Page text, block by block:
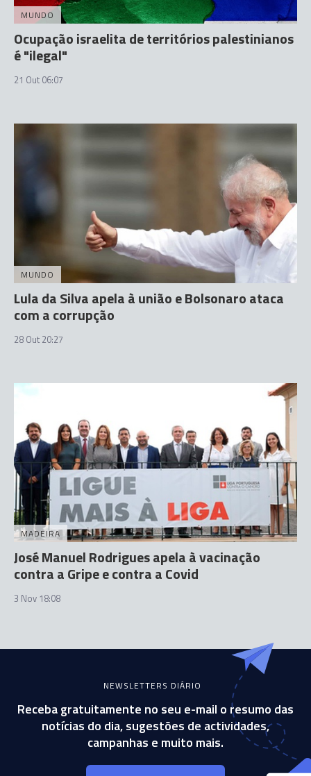
MUNDO
Ocupação israelita de territórios palestinianos
é "ilegal"
21 Out 06:07
MUNDO
Lula da Silva apela à união e Bolsonaro ataca
com a corrupção
28 Out 20:27
MADEIRA
José Manuel Rodrigues apela à vacinação
contra a Gripe e contra a Covid
3 Nov 18:08
NEWSLETTERS DIÁRIO
Receba gratuitamente no seu e-mail o resumo das
notícias do dia, sugestões de actividades,
campanhas e muito mais.